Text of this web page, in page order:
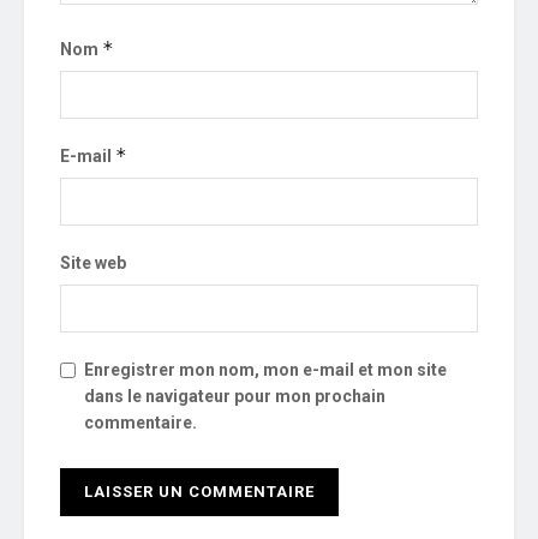
Nom *
E-mail *
Site web
Enregistrer mon nom, mon e-mail et mon site
dans le navigateur pour mon prochain
commentaire.